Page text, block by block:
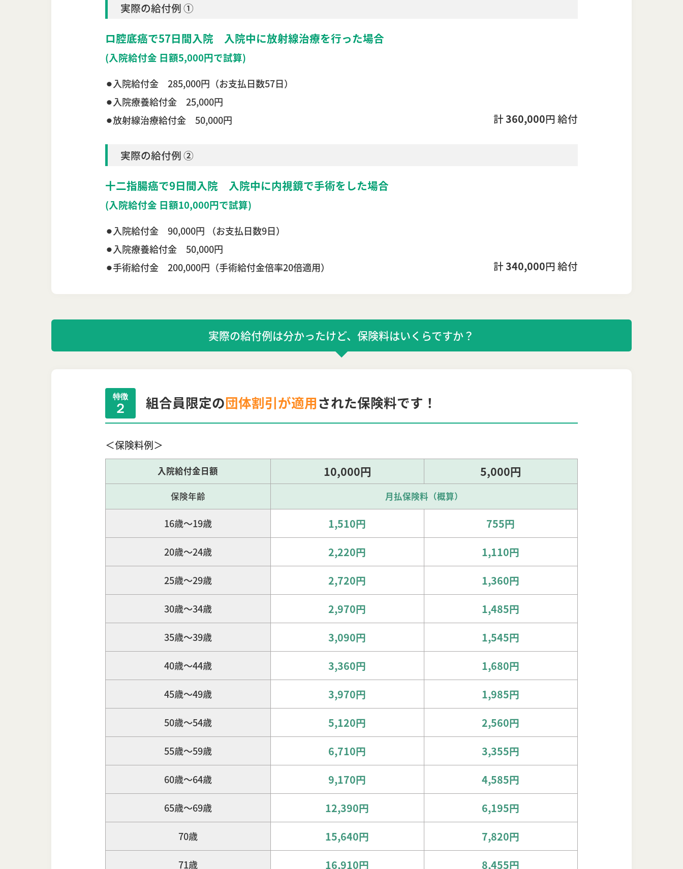
実際の給付例 ①
ロ腔底癌で57日間入院 入院中に放射線治療を行った場合
(入院給付金 日額5,000円で試算)
⚫︎入院給付金 285,000円（お支払日数57日）
⚫︎入院療養給付金 25,000円
⚫︎放射線治療給付金 50,000円
計360,000円 給付
実際の給付例 ②
十二指腸癌で9日間入院 入院中に内視鏡で手術をした場合
(入院給付金 日額10,000円で試算)
⚫︎入院給付金 90,000円 （お支払日数9日）
⚫︎入院療養給付金 50,000円
⚫︎手術給付金 200,000円（手術給付金倍率20倍適用）
計340,000円 給付
実際の給付例は分かったけど、保険料はいくらですか？
特徴
２ 組合員限定の団体割引が適用された保険料です！
＜保険料例＞
入院給付金日額 10,000円 5,000円
保険年齢 月払保険料（概算）
16歳〜19歳 1,510円 755円
20歳〜24歳 2,220円 1,110円
25歳〜29歳 2,720円 1,360円
30歳〜34歳 2,970円 1,485円
35歳〜39歳 3,090円 1,545円
40歳〜44歳 3,360円 1,680円
45歳〜49歳 3,970円 1,985円
50歳〜54歳 5,120円 2,560円
55歳〜59歳 6,710円 3,355円
60歳〜64歳 9,170円 4,585円
65歳〜69歳 12,390円 6,195円
70歳 15,640円 7,820円
71歳 16,910円 8,455円